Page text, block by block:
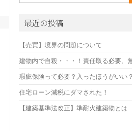
索:
最近の投稿
【売買】境界の問題について
建物内で自殺・・・！責任取る必要、
瑕疵保険って必要？入ったほうがいい？
住宅ローン減税にダマされた！
【建築基準法改正】準耐火建築物とは